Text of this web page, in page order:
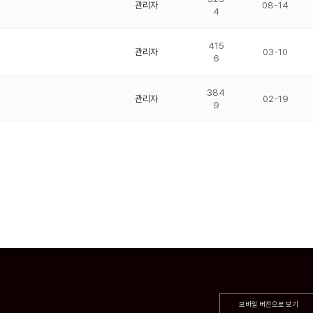
관리자
4
08-14
관리자
415
6
03-10
관리자
384
9
02-19
모바일 버전으로 보기